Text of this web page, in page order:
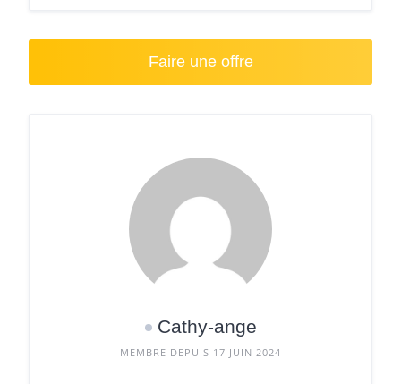
Faire une offre
Cathy-ange
MEMBRE DEPUIS 17 JUIN 2024